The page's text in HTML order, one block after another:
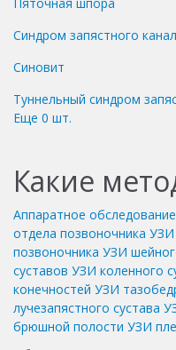
Синдром запястного
Синовит
Туннельный синдром
Еще 0 шт.
Какие
Аппаратное обследование
отдела позвоночника УЗИ
позвоночника УЗИ
суставов УЗИ коленного
конечностей УЗИ
лучезапястного сустава
брюшной полости УЗИ